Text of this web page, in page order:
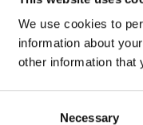
We use cookies to
information about
other information that
Necessary
© All Rights Reserved